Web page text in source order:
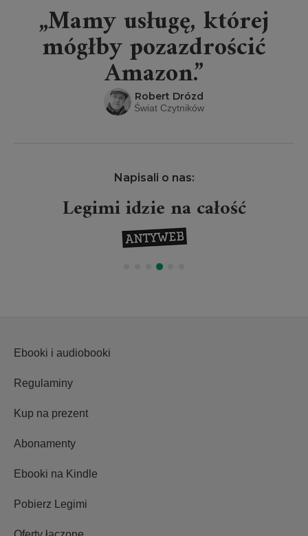
„Mamy usługę, której
mógłby pozazdrościć
Amazon.”
Robert Drózd
Świat Czytników
Napisali o nas:
Legimi idzie na całość
Ebooki i audiobooki
Regulaminy
Kup na prezent
Abonamenty
Ebooki na Kindle
Pobierz Legimi